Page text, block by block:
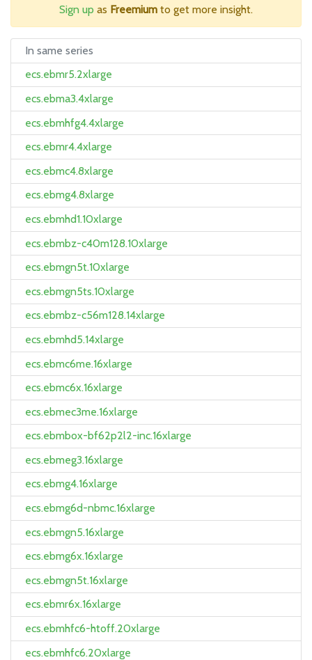
Sign up as Freemium to get more insight.
In same series
ecs.ebmr5.2xlarge
ecs.ebma3.4xlarge
ecs.ebmhfg4.4xlarge
ecs.ebmr4.4xlarge
ecs.ebmc4.8xlarge
ecs.ebmg4.8xlarge
ecs.ebmhd1.10xlarge
ecs.ebmbz-c40m128.10xlarge
ecs.ebmgn5t.10xlarge
ecs.ebmgn5ts.10xlarge
ecs.ebmbz-c56m128.14xlarge
ecs.ebmhd5.14xlarge
ecs.ebmc6me.16xlarge
ecs.ebmc6x.16xlarge
ecs.ebmec3me.16xlarge
ecs.ebmbox-bf62p2l2-inc.16xlarge
ecs.ebmeg3.16xlarge
ecs.ebmg4.16xlarge
ecs.ebmg6d-nbmc.16xlarge
ecs.ebmgn5.16xlarge
ecs.ebmg6x.16xlarge
ecs.ebmgn5t.16xlarge
ecs.ebmr6x.16xlarge
ecs.ebmhfc6-htoff.20xlarge
ecs.ebmhfc6.20xlarge